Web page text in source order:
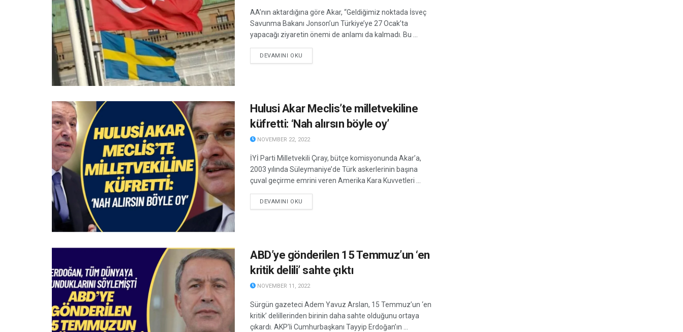
AA’nın aktardığına göre Akar, “Geldiğimiz noktada İsveç
Savunma Bakanı Jonson’un Türkiye’ye 27 Ocak’ta
yapacağı ziyaretin önemi de anlamı da kalmadı. Bu ...
DEVAMINI OKU
Hulusi Akar Meclis’te milletvekiline
küfretti: ‘Nah alırsın böyle oy’
NOVEMBER 22, 2022
İYİ Parti Milletvekili Çıray, bütçe komisyonunda Akar’a,
2003 yılında Süleymaniye’de Türk askerlerinin başına
çuval geçirme emrini veren Amerika Kara Kuvvetleri ...
DEVAMINI OKU
ABD’ye gönderilen 15 Temmuz’un ‘en
kritik delili’ sahte çıktı
NOVEMBER 11, 2022
Sürgün gazeteci Adem Yavuz Arslan, 15 Temmuz’un ‘en
kritik’ delillerinden birinin daha sahte olduğunu ortaya
çıkardı. AKP’li Cumhurbaşkanı Tayyip Erdoğan’ın ...